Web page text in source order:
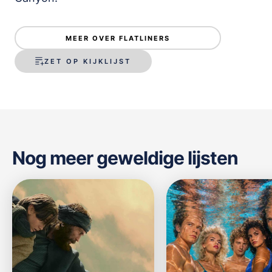
MEER OVER FLATLINERS
ZET OP KIJKLIJST
Nog meer geweldige lijsten